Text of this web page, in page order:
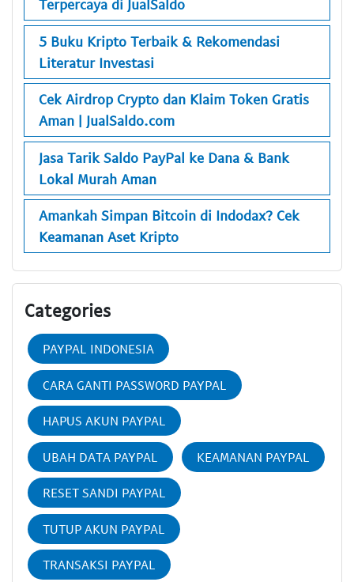
Terpercaya di JualSaldo
5 Buku Kripto Terbaik & Rekomendasi
Literatur Investasi
Cek Airdrop Crypto dan Klaim Token Gratis
Aman | JualSaldo.com
Jasa Tarik Saldo PayPal ke Dana & Bank
Lokal Murah Aman
Amankah Simpan Bitcoin di Indodax? Cek
Keamanan Aset Kripto
Categories
PAYPAL INDONESIA
CARA GANTI PASSWORD PAYPAL
HAPUS AKUN PAYPAL
UBAH DATA PAYPAL KEAMANAN PAYPAL
RESET SANDI PAYPAL
TUTUP AKUN PAYPAL
TRANSAKSI PAYPAL